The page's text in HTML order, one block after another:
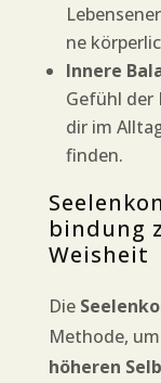
ne
Inne­re
Gefühl der
dir im
finden.
bin­dung
Weisheit
Die
Metho­de,
höhe­ren